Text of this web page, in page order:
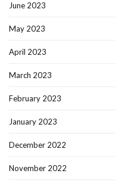
June 2023
May 2023
April 2023
March 2023
February 2023
January 2023
December 2022
November 2022